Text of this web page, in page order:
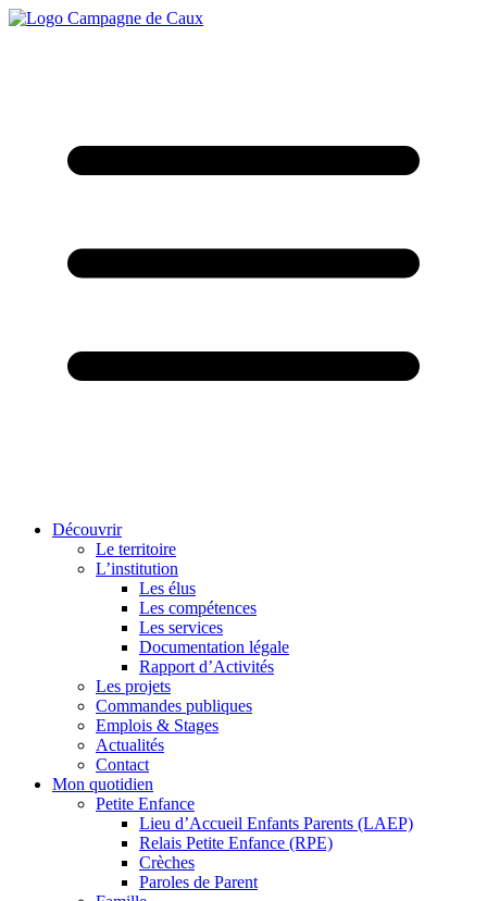
Découvrir
Le territoire
L’institution
Les élus
Les compétences
Les services
Documentation légale
Rapport d’Activités
Les projets
Commandes publiques
Emplois & Stages
Actualités
Contact
Mon quotidien
Petite Enfance
Lieu d’Accueil Enfants Parents (LAEP)
Relais Petite Enfance (RPE)
Crèches
Paroles de Parent